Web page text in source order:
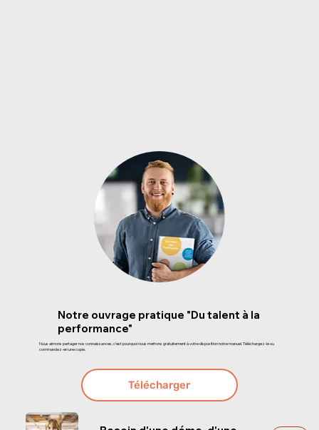
Notre ouvrage pratique ​"Du talent à la
performance"
Nous aimons partager nos connaissances, c’est pourquoi nous mettons gratuitement à votre disposition notre manuel. Téléchargez-le ou
commandez-en une copie.
Télécharger